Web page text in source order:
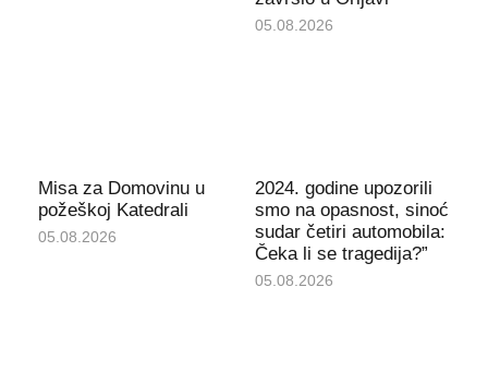
05.08.2026
Misa za Domovinu u
požeškoj Katedrali
05.08.2026
2024. godine upozorili
smo na opasnost, sinoć
sudar četiri automobila:
Čeka li se tragedija?”
05.08.2026